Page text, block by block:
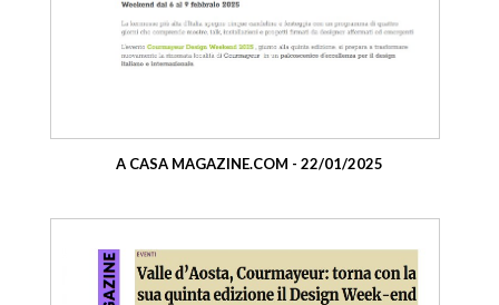
A CASA MAGAZINE.COM - 22/01/2025